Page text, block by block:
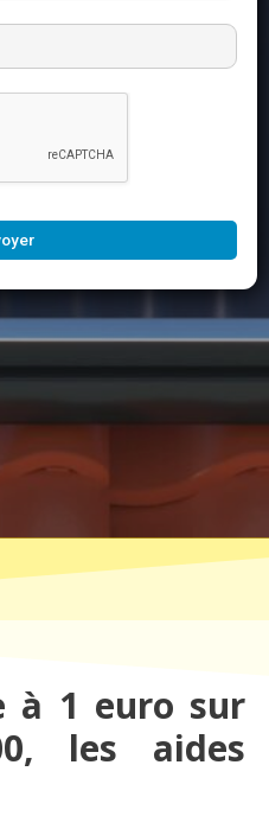
à 1 euro sur
les aides